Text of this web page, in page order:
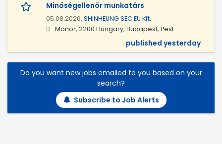
Minőségellenőr munkatárs
05.08.2026, SHINHEUNG SEC EU Kft.
Monor, 2200 Hungary, Budapest, Pest
published yesterday
Do you want new jobs emailed to you based on your
search?
Subscribe to Job Alerts